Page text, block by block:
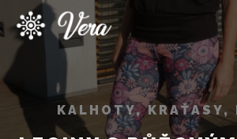
Přeskočit
na
obsah
KALHOTY, KRAŤASY,